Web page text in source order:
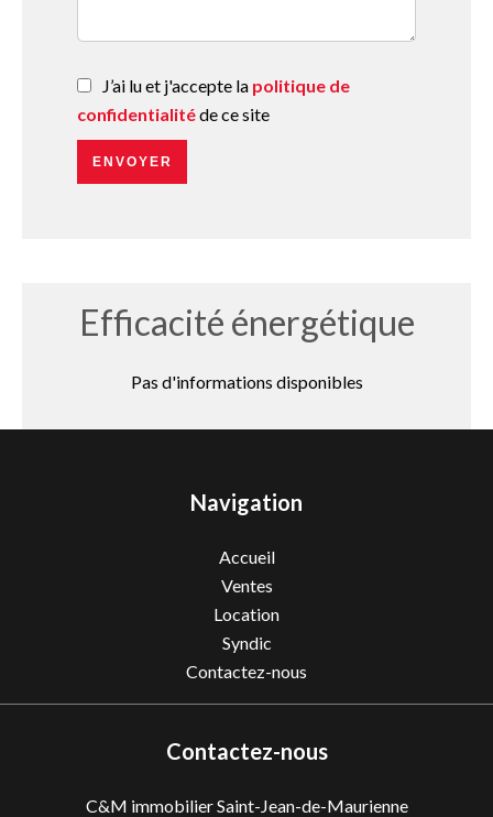
J’ai lu et j'accepte la politique de
confidentialitéde ce site
ENVOYER
Efficacité énergétique
Pas d'informations disponibles
Navigation
Accueil
Ventes
Location
Syndic
Contactez-nous
Contactez-nous
C&M immobilier Saint-Jean-de-Maurienne